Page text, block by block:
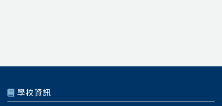
學校資訊